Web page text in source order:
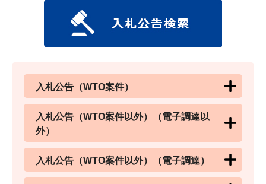
入札公告（WTO案件）
入札公告（WTO案件以外）（電子調達以
外）
入札公告（WTO案件以外）（電子調達）